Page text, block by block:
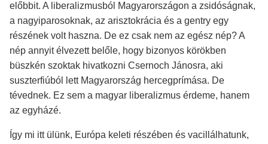
előbbit. A liberalizmusból Magyarországon a zsidóságnak,
a nagyiparosoknak, az arisztokrácia és a gentry egy
részének volt haszna. De ez csak nem az egész nép? A
nép annyit élvezett belőle, hogy bizonyos körökben
büszkén szoktak hivatkozni Csernoch Jánosra, aki
suszterfiúból lett Magyarország hercegprímása. De
tévednek. Ez sem a magyar liberalizmus érdeme, hanem
az egyházé.
Így mi itt ülünk, Európa keleti részében és vacillálhatunk,